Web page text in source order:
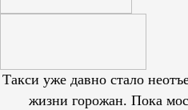
Такси уже давно стало
жизни горожан. Пока